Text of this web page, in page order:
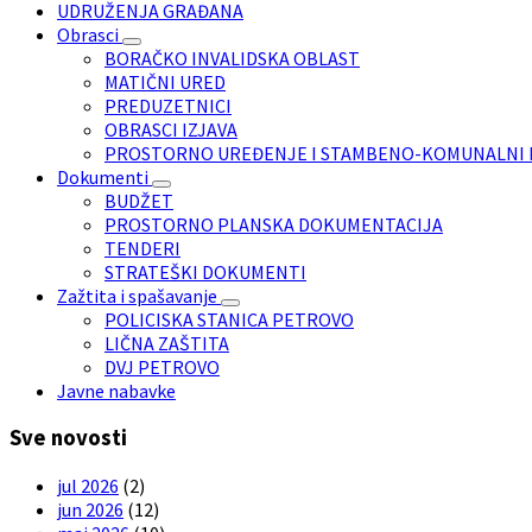
UDRUŽENJA GRAĐANA
Obrasci
BORAČKO INVALIDSKA OBLAST
MATIČNI URED
PREDUZETNICI
OBRASCI IZJAVA
PROSTORNO UREĐENJE I STAMBENO-KOMUNALNI
Dokumenti
BUDŽET
PROSTORNO PLANSKA DOKUMENTACIJA
TENDERI
STRATEŠKI DOKUMENTI
Zažtita i spašavanje
POLICISKA STANICA PETROVO
LIČNA ZAŠTITA
DVJ PETROVO
Javne nabavke
Sve novosti
jul 2026 (2)
jun 2026 (12)